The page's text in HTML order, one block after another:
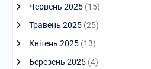
Червень 2025(15)
Травень 2025(25)
Квітень 2025(13)
Березень 2025(4)